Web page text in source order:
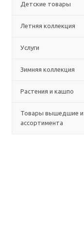
Детские товары
Летняя коллекция
Услуги
Зимняя коллекция
Растения и кашпо
Товары вышедшие
ассортимента